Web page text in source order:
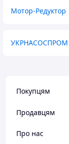
Мотор-Редуктор
УКРНАСОСПРОМ
Покупцям
Продавцям
Про нас